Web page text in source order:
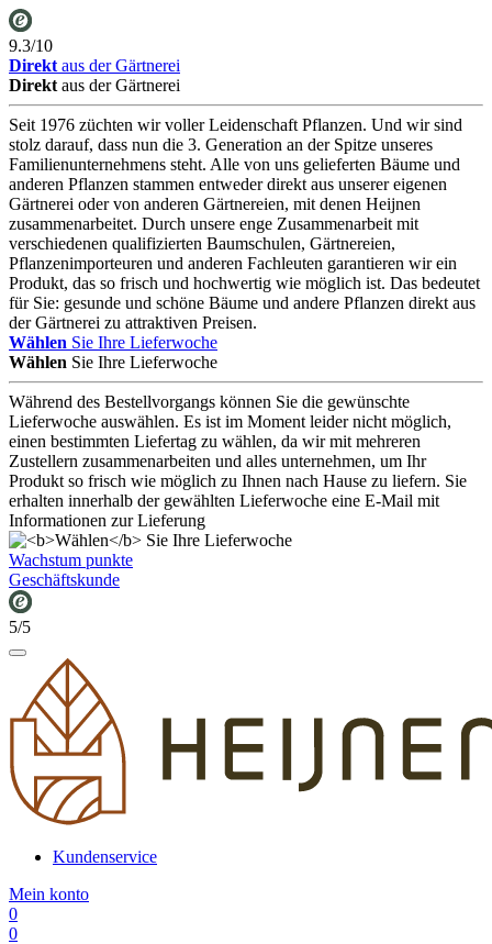
9.3/10
Direkt aus der Gärtnerei
Direkt aus der Gärtnerei
Seit 1976 züchten wir voller Leidenschaft Pflanzen. Und wir sind
stolz darauf, dass nun die 3. Generation an der Spitze unseres
Familienunternehmens steht. Alle von uns gelieferten Bäume und
anderen Pflanzen stammen entweder direkt aus unserer eigenen
Gärtnerei oder von anderen Gärtnereien, mit denen Heijnen
zusammenarbeitet. Durch unsere enge Zusammenarbeit mit
verschiedenen qualifizierten Baumschulen, Gärtnereien,
Pflanzenimporteuren und anderen Fachleuten garantieren wir ein
Produkt, das so frisch und hochwertig wie möglich ist. Das bedeutet
für Sie: gesunde und schöne Bäume und andere Pflanzen direkt aus
der Gärtnerei zu attraktiven Preisen.
Wählen Sie Ihre Lieferwoche
Wählen Sie Ihre Lieferwoche
Während des Bestellvorgangs können Sie die gewünschte
Lieferwoche auswählen. Es ist im Moment leider nicht möglich,
einen bestimmten Liefertag zu wählen, da wir mit mehreren
Zustellern zusammenarbeiten und alles unternehmen, um Ihr
Produkt so frisch wie möglich zu Ihnen nach Hause zu liefern. Sie
erhalten innerhalb der gewählten Lieferwoche eine E-Mail mit
Informationen zur Lieferung
Wachstum punkte
Geschäftskunde
5/5
Kundenservice
Mein konto
0
0